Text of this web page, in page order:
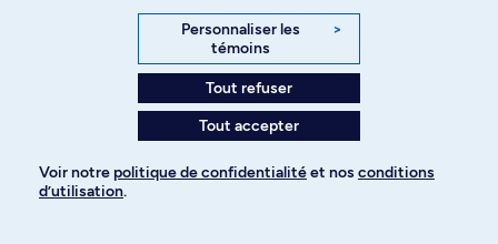
faculté. Voici quelques exemples de postes, stages,
projets ou possibilités d’encadrement en recherche
pour cette discipline :
Personnaliser les
témoins
>
Tout refuser
Tout accepter
Voir notre politique de confidentialitéet nos conditions
d’utilisation.